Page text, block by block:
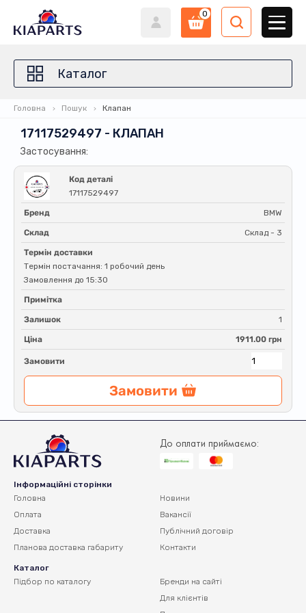
0
Каталог
Головна Пошук Клапан
17117529497 - КЛАПАН
Застосування:
Код деталі
17117529497
Бренд BMW
Склад Склад - 3
Термін доставки
Термін постачання: 1 робочий день
Замовлення до 15:30
Примітка
Залишок 1
Ціна 1911.00 грн
Замовити
Замовити
До оплати приймаємо:
Інформаційні сторінки
Головна
Оплата
Доставка
Планова доставка габариту
Новини
Вакансії
Публічний договір
Контакти
Каталог
Підбор по каталогу
Бренди на сайті
Для клієнтів